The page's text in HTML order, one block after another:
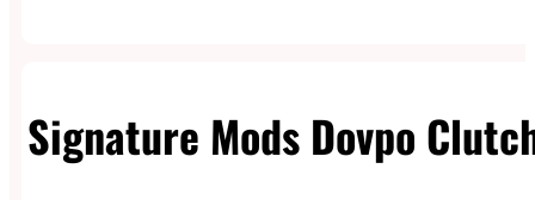
Signature Mods Dovpo